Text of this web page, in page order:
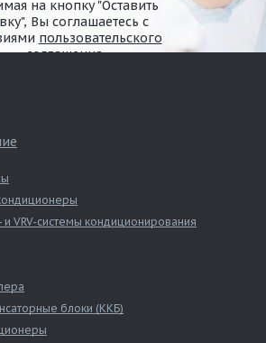
на кнопку "Оставить
Вы соглашаетесь с
пользовательского
соглашения
и VRV-системы кондиционирования
блоки (ККБ)